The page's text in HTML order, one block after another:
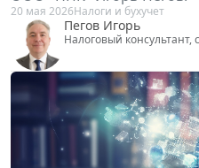
Локализация
мировых судей: что
О новом формате
мая рассказывает
юридической фирмы
28 мая 2026 Практика
Калинкин Эдуард
Генеральный